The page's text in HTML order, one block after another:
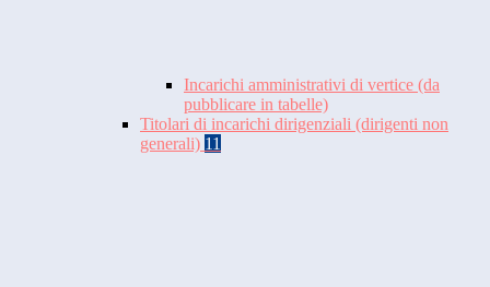
Incarichi amministrativi di vertice (da
pubblicare in tabelle)
Titolari di incarichi dirigenziali (dirigenti non
generali) 11